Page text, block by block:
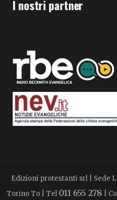
I nostri partner
Edizioni protestanti srl | Sede
Torino To | Tel 011 655 278 |